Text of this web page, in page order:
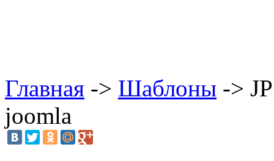
Главная -> Шаблоны ->
joomla